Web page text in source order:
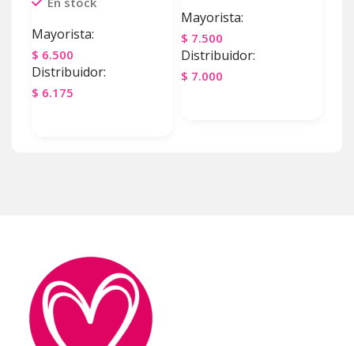
Mayorista:
$ 6.500
Distribuidor:
$ 6.175
Mayorista:
$ 7.500
Distribuidor:
$ 7.000